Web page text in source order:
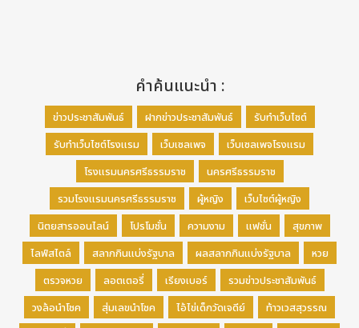
คำค้นแนะนำ :
ข่าวประชาสัมพันธ์ ฝากข่าวประชาสัมพันธ์
รับทำเว็บไซต์
รับทำเว็บไซต์โรงแรม
เว็บเซลเพจ
เว็บเซลเพจโรงแรม
โรงแรมนครศรีธรรมราช
นครศรีธรรมราช
รวมโรงแรมนครศรีธรรมราช
ผู้หญิง
เว็บไซต์ผู้หญิง
นิตยสารออนไลน์
โปรโมชั่น ความงาม แฟชั่น
สุขภาพ
ไลฟ์สไตล์
สลากกินแบ่งรัฐบาล ผลสลากกินแบ่งรัฐบาล
หวย
ตรวจหวย
ลอตเตอรี่ เรียงเบอร์
รวมข่าวประชาสัมพันธ์
วงล้อนำโชค
สุ่มเลขนำโชค ไอ้ไข่เด็กวัดเจดีย์
ท้าวเวสสุวรรณ